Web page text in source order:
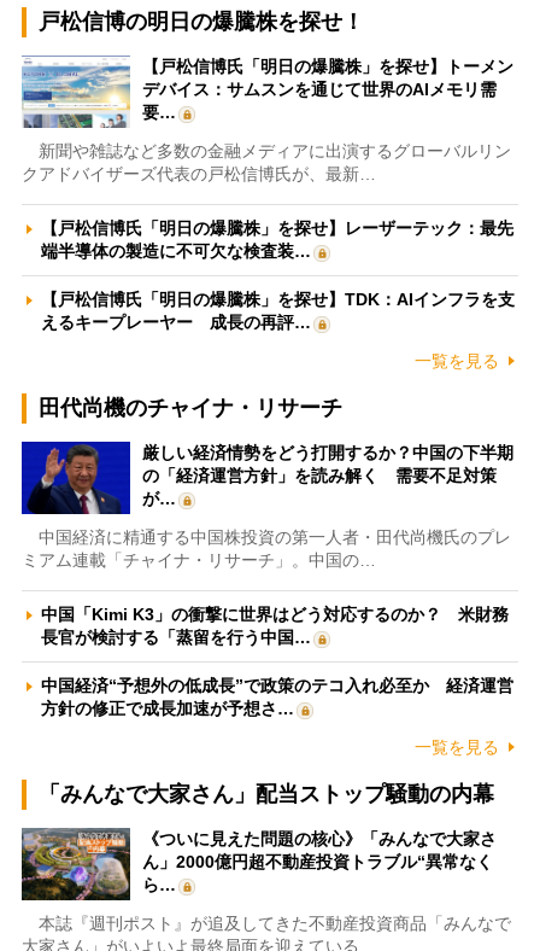
戸松信博の明日の爆騰株を探せ！
【戸松信博氏「明日の爆騰株」を探せ】トーメン
デバイス：サムスンを通じて世界のAIメモリ需
要…
新聞や雑誌など多数の金融メディアに出演するグローバルリン
クアドバイザーズ代表の戸松信博氏が、最新…
【戸松信博氏「明日の爆騰株」を探せ】レーザーテック：最先
端半導体の製造に不可欠な検査装…
【戸松信博氏「明日の爆騰株」を探せ】TDK：AIインフラを支
えるキープレーヤー 成長の再評…
一覧を見る
田代尚機のチャイナ・リサーチ
厳しい経済情勢をどう打開するか？中国の下半期
の「経済運営方針」を読み解く 需要不足対策
が…
中国経済に精通する中国株投資の第一人者・田代尚機氏のプレ
ミアム連載「チャイナ・リサーチ」。中国の…
中国「Kimi K3」の衝撃に世界はどう対応するのか？ 米財務
長官が検討する「蒸留を行う中国…
中国経済“予想外の低成長”で政策のテコ入れ必至か 経済運営
方針の修正で成長加速が予想さ…
一覧を見る
「みんなで大家さん」配当ストップ騒動の内幕
《ついに見えた問題の核心》「みんなで大家さ
ん」2000億円超不動産投資トラブル“異常なく
ら…
本誌『週刊ポスト』が追及してきた不動産投資商品「みんなで
大家さん」がいよいよ最終局面を迎えている…